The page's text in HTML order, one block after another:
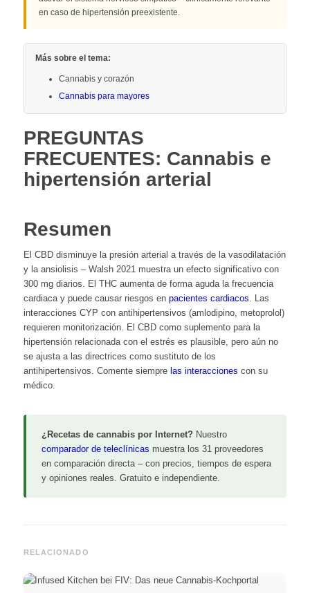
en caso de hipertensión preexistente.
Más sobre el tema:
Cannabis y corazón
Cannabis para mayores
PREGUNTAS
FRECUENTES: Cannabis e
hipertensión arterial
Resumen
El CBD disminuye la presión arterial a través de la vasodilatación
y la ansiolisis – Walsh 2021 muestra un efecto significativo con
300 mg diarios. El THC aumenta de forma aguda la frecuencia
cardiaca y puede causar riesgos en pacientes cardiacos. Las
interacciones CYP con antihipertensivos (amlodipino, metoprolol)
requieren monitorización. El CBD como suplemento para la
hipertensión relacionada con el estrés es plausible, pero aún no
se ajusta a las directrices como sustituto de los
antihipertensivos. Comente siempre las interacciones con su
médico.
¿Recetas de cannabis por Internet? Nuestro
comparador de teleclínicas muestra los 31 proveedores
en comparación directa – con precios, tiempos de espera
y opiniones reales. Gratuito e independiente.
RELACIONADO